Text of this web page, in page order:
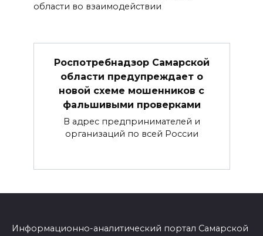
области во взаимодействии
Роспотребнадзор Самарской
области предупреждает о
новой схеме мошенников с
фальшивыми проверками
В адрес предпринимателей и
организаций по всей России
Информационно-аналитический портал Самарской